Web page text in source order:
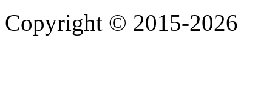
Copyright © 2015-2026